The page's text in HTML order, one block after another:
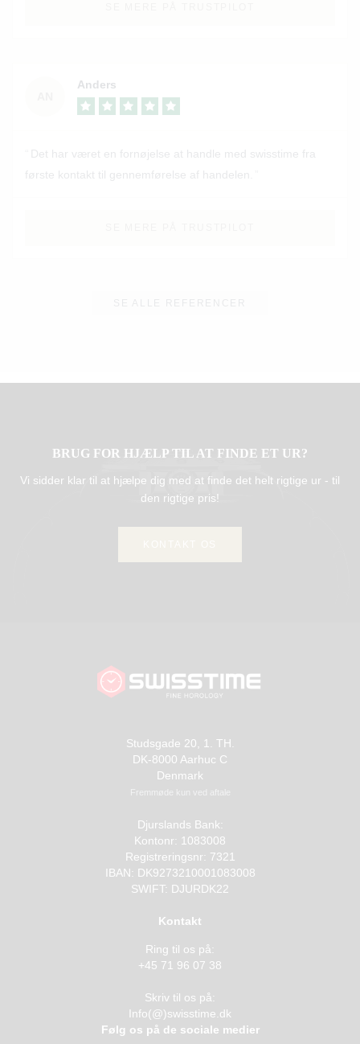
Anders
Det har været en fornøjelse at handle med swisstime fra
første kontakt til gennemførelse af handelen.
BRUG FOR HJÆLP TIL AT FINDE ET UR?
Vi sidder klar til at hjælpe dig med at finde det helt rigtige ur - til
den rigtige pris!
Studsgade 20, 1. TH.
DK-8000 Aarhuc C
Denmark
Fremmøde kun ved aftale
Djurslands Bank:
Kontonr: 1083008
Registreringsnr: 7321
IBAN: DK9273210001083008
SWIFT: DJURDK22
Kontakt
Ring til os på:
+45 71 96 07 38
Skriv til os på:
Info(@)swisstime.dk
Følg os på de sociale medier